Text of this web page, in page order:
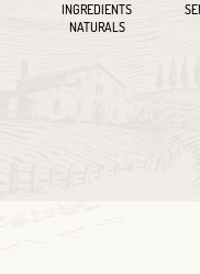
INGREDIENTS
NATURALS